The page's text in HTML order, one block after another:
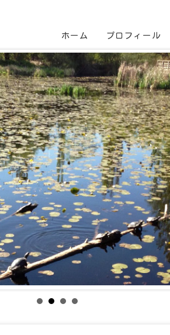
ホーム プロフィール